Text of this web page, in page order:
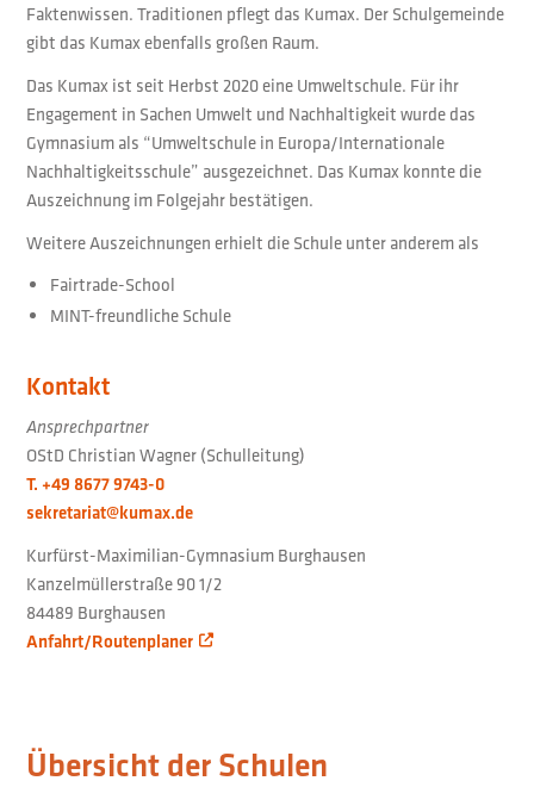
Faktenwissen. Traditionen pflegt das Kumax. Der Schulgemeinde
gibt das Kumax ebenfalls großen Raum.
Das Kumax ist seit Herbst 2020 eine Umweltschule. Für ihr
Engagement in Sachen Umwelt und Nachhaltigkeit wurde das
Gymnasium als “Umweltschule in Europa/Internationale
Nachhaltigkeitsschule” ausgezeichnet. Das Kumax konnte die
Auszeichnung im Folgejahr bestätigen.
Weitere Auszeichnungen erhielt die Schule unter anderem als
Fairtrade-School
MINT-freundliche Schule
Kontakt
Ansprechpartner
OStD Christian Wagner (Schulleitung)
T. +49 8677 9743-0
sekretariat@kumax.de
Kurfürst-Maximilian-Gymnasium Burghausen
Kanzelmüllerstraße 90 1/2
84489 Burghausen
Anfahrt/Routenplaner
Übersicht der Schulen